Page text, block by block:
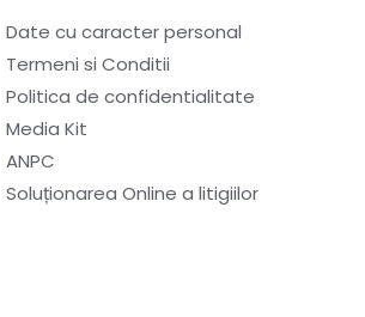
Date cu caracter personal
Termeni si Conditii
Politica de confidentialitate
Media Kit
ANPC
Soluționarea Online a litigiilor